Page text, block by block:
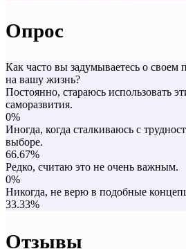
Опрос
Как часто вы задумываетесь о своем
на вашу жизнь?
Постоянно, стараюсь использовать
саморазвития.
0%
Иногда, когда сталкиваюсь с
выборе.
66.67%
Редко, считаю это не очень важным.
0%
Никогда, не верю в подобные
33.33%
Отзывы